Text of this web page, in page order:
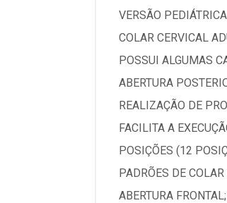
VERSÃO
COLAR CERVICAL
POSSUI ALGUMAS
ABERTURA
REALIZAÇÃO DE
FACILITA A
POSIÇÕES (12
PADRÕES DE
ABERTURA